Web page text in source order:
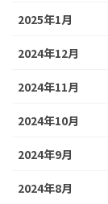
2025年1月
2024年12月
2024年11月
2024年10月
2024年9月
2024年8月